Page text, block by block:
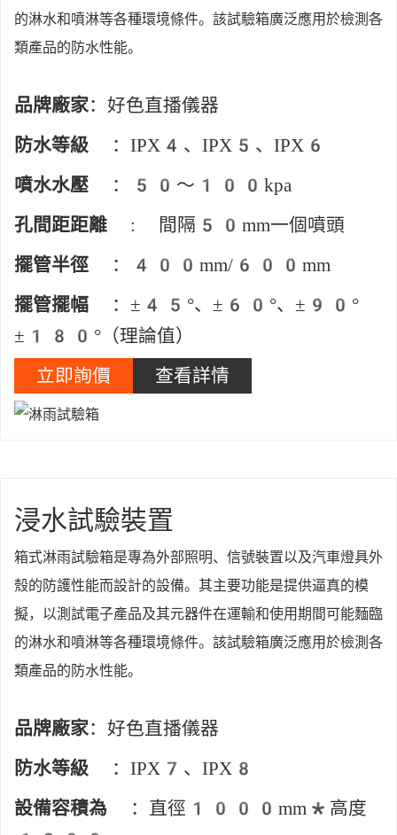
的淋水和噴淋等各種環境條件。該試驗箱廣泛應用於檢測各
類產品的防水性能。
品牌廠家：好色直播儀器
防水等級 ：IPX4、IPX5、IPX6
噴水水壓 ：50～100kpa
孔間距距離 : 間隔50mm一個噴頭
擺管半徑 ：400mm/600mm
擺管擺幅 ：±45°、±60°、±90°
±180°（理論值）
立即詢價
查看詳情
浸水試驗裝置
箱式淋雨試驗箱是專為外部照明、信號裝置以及汽車燈具外
殼的防護性能而設計的設備。其主要功能是提供逼真的模
擬，以測試電子產品及其元器件在運輸和使用期間可能麵臨
的淋水和噴淋等各種環境條件。該試驗箱廣泛應用於檢測各
類產品的防水性能。
品牌廠家：好色直播儀器
防水等級 ：IPX7、IPX8
設備容積為 ：直徑1000mm*高度